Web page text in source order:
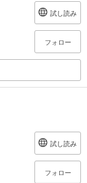
試し読み
フォロー
試し読み
フォロー